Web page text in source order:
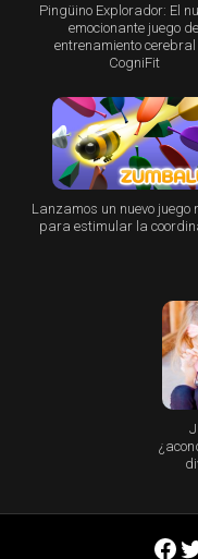
Pingüino Explorador: El
emocionante juego de
entrenamiento cerebral
CogniFit
Lanzamos un nuevo juego
para estimular la